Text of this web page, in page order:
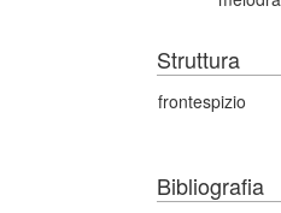
Struttura
frontespizio
Bibliografia